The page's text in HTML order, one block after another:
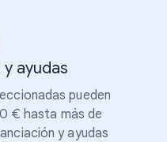
y ayudas
pueden
€ hasta más de
y ayudas